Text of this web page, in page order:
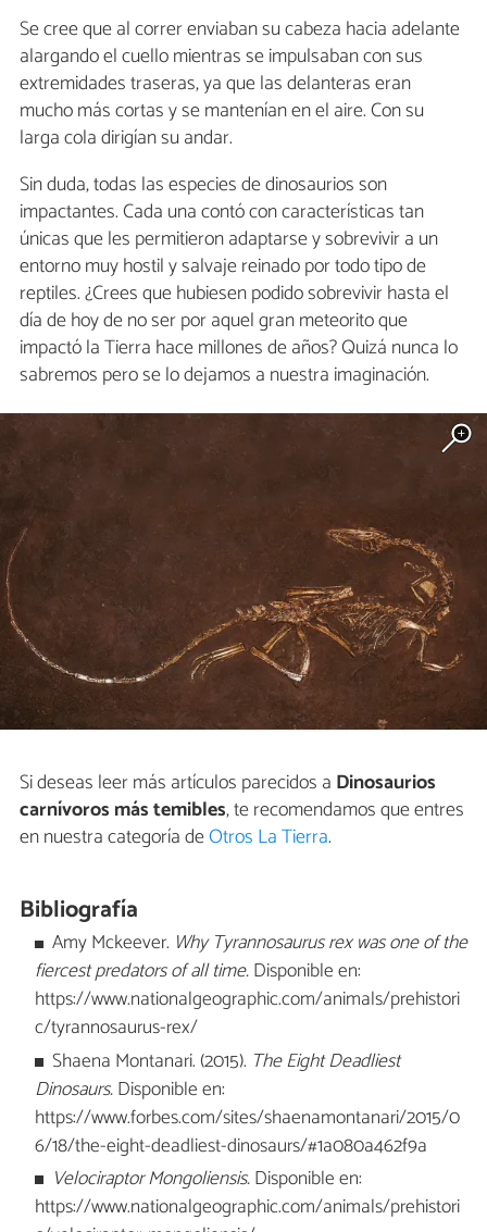
Se cree que al correr enviaban su cabeza hacia adelante
alargando el cuello mientras se impulsaban con sus
extremidades traseras, ya que las delanteras eran
mucho más cortas y se mantenían en el aire. Con su
larga cola dirigían su andar.
Sin duda, todas las especies de dinosaurios son
impactantes. Cada una contó con características tan
únicas que les permitieron adaptarse y sobrevivir a un
entorno muy hostil y salvaje reinado por todo tipo de
reptiles. ¿Crees que hubiesen podido sobrevivir hasta el
día de hoy de no ser por aquel gran meteorito que
impactó la Tierra hace millones de años? Quizá nunca lo
sabremos pero se lo dejamos a nuestra imaginación.
Si deseas leer más artículos parecidos a Dinosaurios
carnívoros más temibles, te recomendamos que entres
en nuestra categoría deOtros La Tierra.
Bibliografía
Amy Mckeever. Why Tyrannosaurus rex was one of the
fiercest predators of all time.Disponible en:
https://www.nationalgeographic.com/animals/prehistori
c/tyrannosaurus-rex/
Shaena Montanari. (2015). The Eight Deadliest
Dinosaurs.Disponible en:
https://www.forbes.com/sites/shaenamontanari/2015/0
6/18/the-eight-deadliest-dinosaurs/#1a080a462f9a
Velociraptor Mongoliensis.Disponible en:
https://www.nationalgeographic.com/animals/prehistori